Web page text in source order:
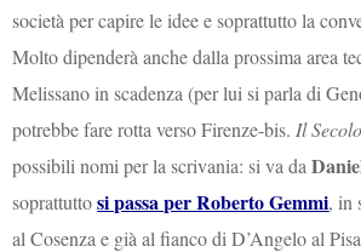
società per capire le idee e soprattutto la
Molto dipenderà anche dalla prossima area
Melissano in scadenza (per lui si parla di
potrebbe fare rotta verso Firenze-bis. Il
possibili nomi per la scrivania: si va da
soprattuttosi passa per Roberto Gemmi, in
al Cosenza e già al fianco di D’Angelo al